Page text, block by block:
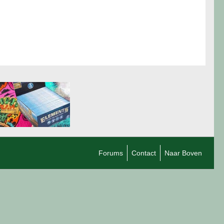
Forums Contact Naar Boven